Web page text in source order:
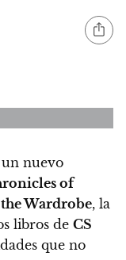
nuevo
of
Wardrobe, la
libros de CS
que no